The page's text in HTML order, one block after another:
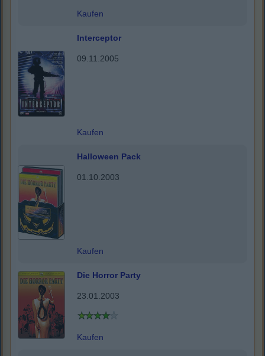
Kaufen
Interceptor
09.11.2005
Kaufen
Halloween Pack
01.10.2003
Kaufen
Die Horror Party
23.01.2003
Kaufen